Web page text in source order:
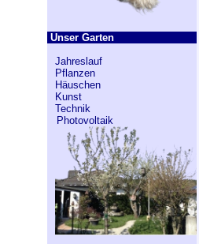
Unser Garten
Jahreslauf
Pflanzen
Häuschen
Kunst
Technik
Photovoltaik